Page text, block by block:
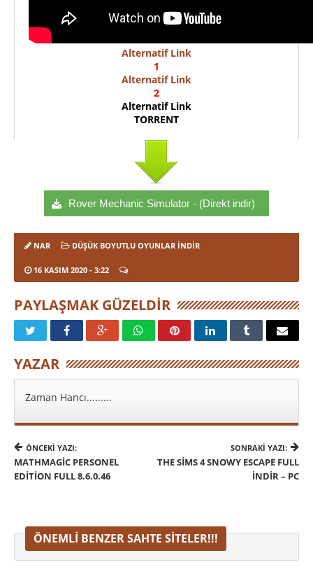
Alternatif Link
1
Alternatif Link
2
Alternatif Link
TORRENT
Rover Mechanic Simulator - (Direkt indir)
NAR DÜŞÜK BOYUTLU OYUNLAR İNDIR
16 KASIM 2020 - 3:22
PAYLAŞMAK GÜZELDIR
YAZAR
Zaman Hancı.........
ÖNCEKI YAZI:
MATHMAGIC PERSONEL
EDITION FULL 8.6.0.46
SONRAKI YAZI:
THE SIMS 4 SNOWY ESCAPE FULL
İNDIR – PC
ÖNEMLI BENZER SAHTE SITELER!!!